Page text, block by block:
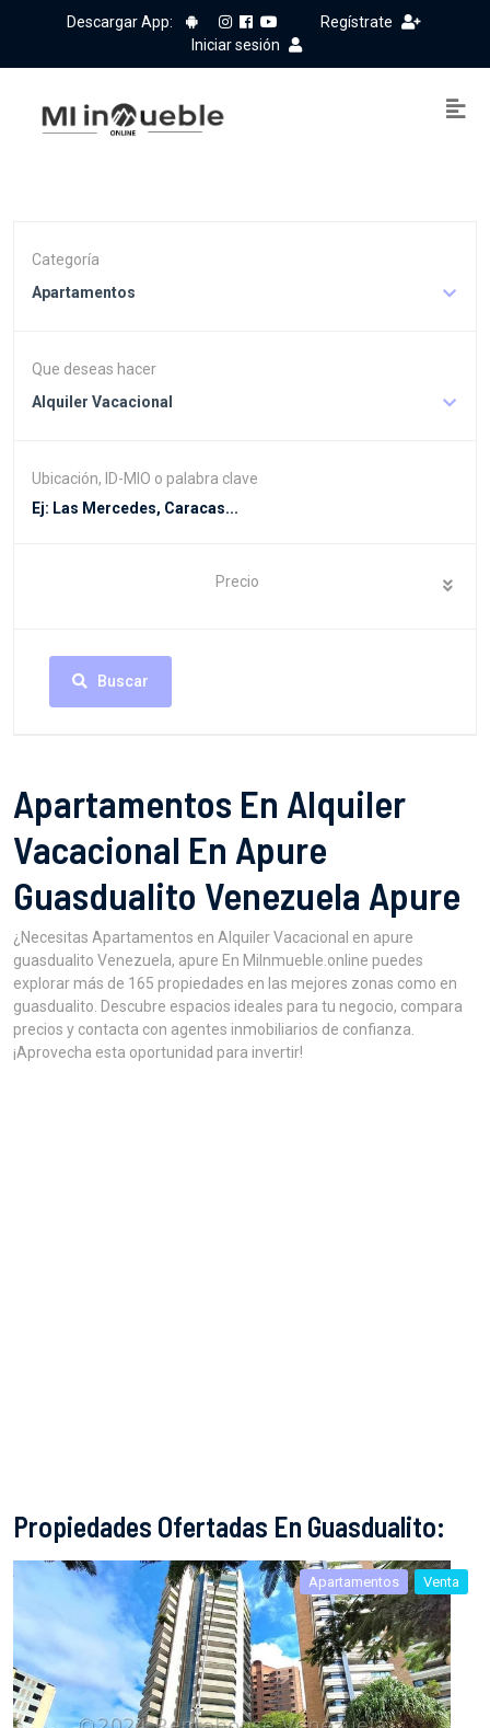
Descargar App:
Regístrate
Iniciar sesión
Categoría
Apartamentos
Que deseas hacer
Alquiler Vacacional
Ubicación, ID-MIO o palabra clave
Precio
Buscar
Apartamentos En Alquiler
Vacacional En Apure
Guasdualito Venezuela Apure
¿Necesitas Apartamentos en Alquiler Vacacional en apure
guasdualito Venezuela, apure En MiInmueble.online puedes
explorar más de 165 propiedades en las mejores zonas como en
guasdualito. Descubre espacios ideales para tu negocio, compara
precios y contacta con agentes inmobiliarios de confianza.
¡Aprovecha esta oportunidad para invertir!
Propiedades Ofertadas En Guasdualito:
Apartamentos Venta